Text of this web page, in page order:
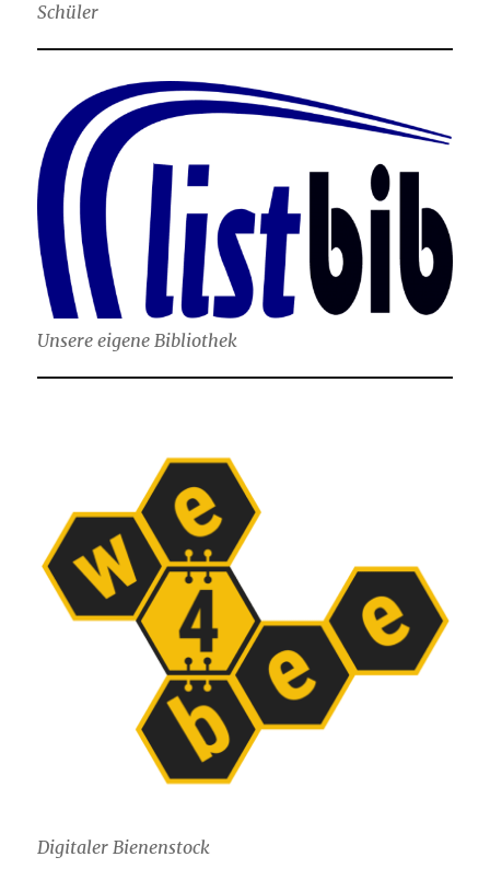
Schüler
Unsere eigene Bibliothek
Digitaler Bienenstock